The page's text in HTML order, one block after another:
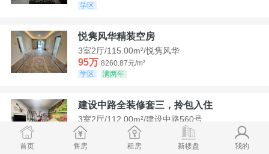
学区
悦隽风华精装空房
3室2厅/115.00m²/悦隽风华
95万 8260.87元/m²
学区
满两年
建设中路全装修套三，拎包入住
3室2厅/112.00m²/建设中路560号
35万
3125元/m²
学区
首页 售房 租房 新楼盘 我的